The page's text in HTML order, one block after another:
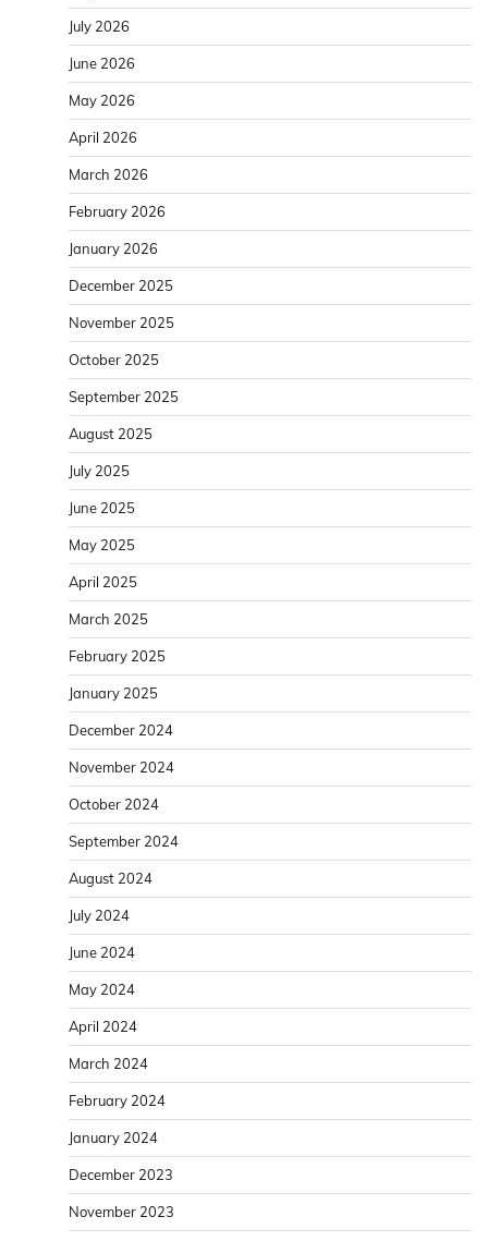
July 2026
June 2026
May 2026
April 2026
March 2026
February 2026
January 2026
December 2025
November 2025
October 2025
September 2025
August 2025
July 2025
June 2025
May 2025
April 2025
March 2025
February 2025
January 2025
December 2024
November 2024
October 2024
September 2024
August 2024
July 2024
June 2024
May 2024
April 2024
March 2024
February 2024
January 2024
December 2023
November 2023